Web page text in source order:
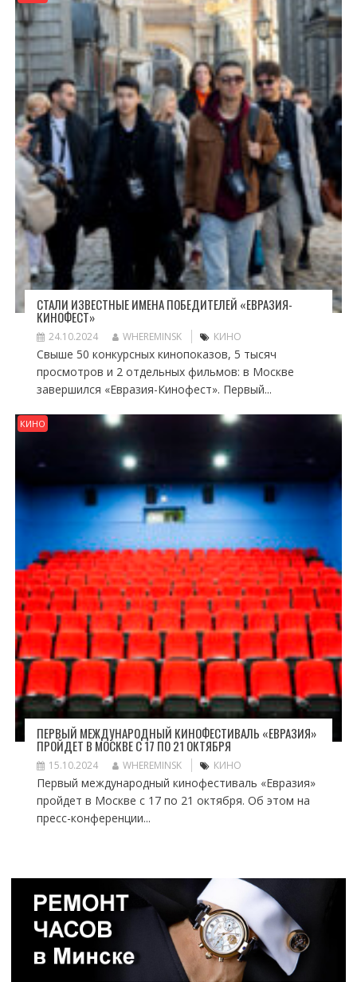
СТАЛИ ИЗВЕСТНЫЕ ИМЕНА ПОБЕДИТЕЛЕЙ «ЕВРАЗИЯ-
КИНОФЕСТ»
24.10.2024 WHEREMINSK КИНО
Свыше 50 конкурсных кинопоказов, 5 тысяч
просмотров и 2 отдельных фильмов: в Москве
завершился «Евразия-Кинофест». Первый...
КИНО
ПЕРВЫЙ МЕЖДУНАРОДНЫЙ КИНОФЕСТИВАЛЬ «ЕВРАЗИЯ»
ПРОЙДЕТ В МОСКВЕ С 17 ПО 21 ОКТЯБРЯ
15.10.2024 WHEREMINSK КИНО
Первый международный кинофестиваль «Евразия»
пройдет в Москве с 17 по 21 октября. Об этом на
пресс-конференции...